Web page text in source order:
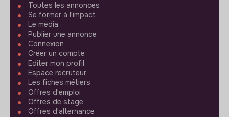
Toutes les annonces
Se former à l'impact
Le media
Publier une annonce
Connexion
Créer un compte
Editer mon profil
Espace recruteur
Les fiches métiers
Offres d'emploi
Offres de stage
Offres d'alternance